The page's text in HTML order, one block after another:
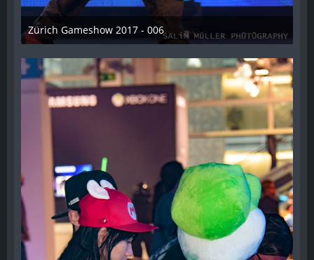
Zürich Gameshow 2017 - 006
28. Oktober 2017